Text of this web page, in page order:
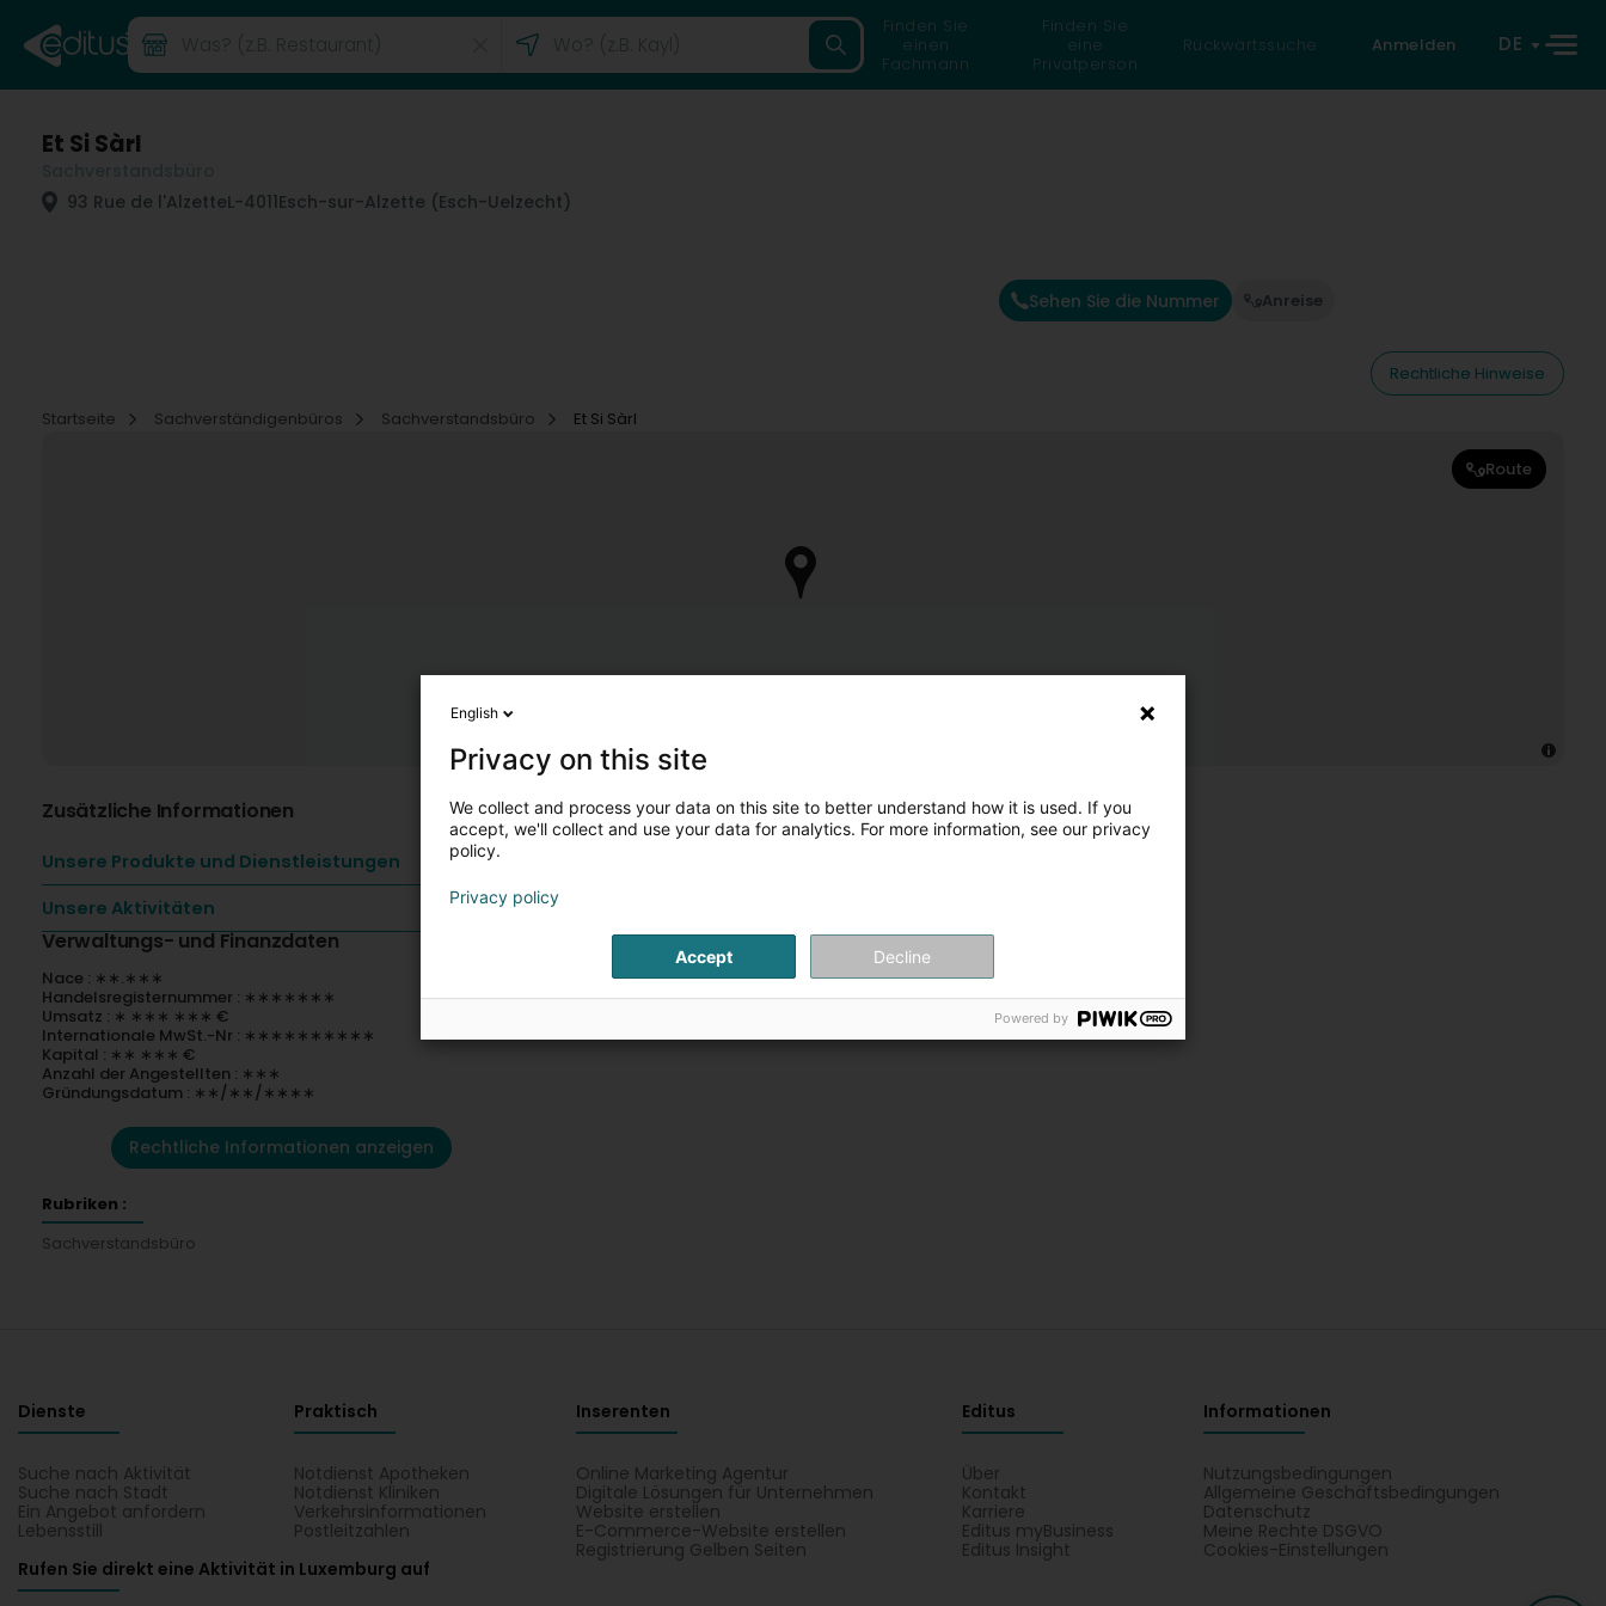
Finden Sie
einen
Fachmann
Finden Sie
eine
Privatperson
Rückwärtssuche Anmelden DE
Et Si Sàrl
93 Rue de l'AlzetteL-4011Esch-sur-Alzette (Esch-Uelzecht)
Sehen Sie die Nummer Anreise
Rechtliche Hinweise
Startseite
Sachverständigenbüros Sachverstandsbüro Et Si Sàrl
Route
Zusätzliche Informationen
Unsere Produkte und Dienstleistungen
Unsere Aktivitäten
Verwaltungs- und Finanzdaten
Nace : ∗∗.∗∗∗
Handelsregisternummer : ∗∗∗∗∗∗∗
Umsatz : ∗ ∗∗∗ ∗∗∗ €
Internationale MwSt.-Nr : ∗∗∗∗∗∗∗∗∗∗
Kapital : ∗∗ ∗∗∗ €
Anzahl der Angestellten : ∗∗∗
Gründungsdatum : ∗∗/∗∗/∗∗∗∗
Rechtliche Informationen anzeigen
Rubriken :
Sachverstandsbüro
Dienste
Suche nach Aktivität
Suche nach Stadt
Ein Angebot anfordern
Lebensstill
Praktisch
Notdienst Apotheken
Notdienst Kliniken
Verkehrsinformationen
Postleitzahlen
Inserenten
Online Marketing Agentur
Digitale Lösungen für Unternehmen
Website erstellen
E-Commerce-Website erstellen
Registrierung Gelben Seiten
Editus
Über
Kontakt
Karriere
Editus myBusiness
Editus Insight
Informationen
Nutzungsbedingungen
Allgemeine Geschäftsbedingungen
Datenschutz
Meine Rechte DSGVO
Cookies-Einstellungen
Rufen Sie direkt eine Aktivität in Luxemburg auf
English
Privacy on this site
We collect and process your data on this site to better understand how it is used. If you
accept, we'll collect and use your data for analytics. For more information, see our privacy
policy.
Privacy policy
Accept Decline
Powered by